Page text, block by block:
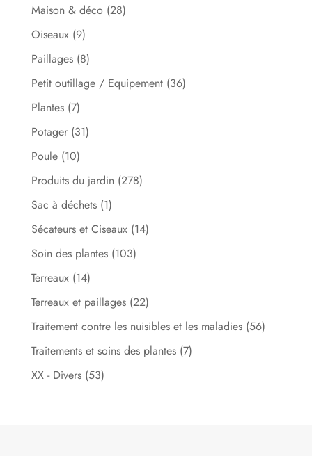
Maison & déco (28)
Oiseaux (9)
Paillages (8)
Petit outillage / Equipement (36)
Plantes (7)
Potager (31)
Poule (10)
Produits du jardin (278)
Sac à déchets (1)
Sécateurs et Ciseaux (14)
Soin des plantes (103)
Terreaux (14)
Terreaux et paillages (22)
Traitement contre les nuisibles et les maladies (56)
Traitements et soins des plantes (7)
XX - Divers (53)